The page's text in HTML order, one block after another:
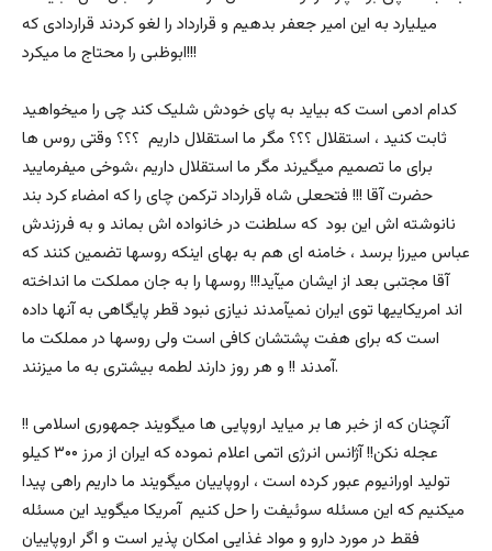
میلیارد به این امیر جعفر بدهیم و قرارداد را لغو کردند قراردادی که
ابوظبی را محتاج ما میکرد!!!
کدام ادمی است که بیاید به پای خودش شلیک کند چی را میخواهید
ثابت کنید ، استقلال ؟؟؟ مگر ما استقلال داریم ؟؟؟ وقتی روس ها
برای ما تصمیم میگیرند مگر ما استقلال داریم ،شوخی میفرمایید
حضرت آقا !!! فتحعلی شاه قرارداد ترکمن چای را که امضاء کرد بند
نانوشته اش این بود که سلطنت در خانواده اش بماند و به فرزندش
عباس میرزا برسد ، خامنه ای هم به بهای اینکه روسها تضمین کنند که
آقا مجتبی بعد از ایشان میآید!!! روسها را به جان مملکت ما انداخته
اند امریکاییها توی ایران نمیآمدند نیازی نبود قطر پایگاهی به آنها داده
است که برای هفت پشتشان کافی است ولی روسها در مملکت ما
آمدند !! و هر روز دارند لطمه بیشتری به ما میزنند.
آنچنان که از خبر ها بر میاید اروپایی ها میگویند جمهوری اسلامی !!
عجله نکن!! آژانس انرژی اتمی اعلام نموده که ایران از مرز ۳۰۰ کیلو
تولید اورانیوم عبور کرده است ، اروپاییان میگویند ما داریم راهی پیدا
میکنیم که این مسئله سوئیفت را حل کنیم آمریکا میگوید این مسئله
فقط در مورد دارو و مواد غذایی امکان پذیر است و اگر اروپاییان